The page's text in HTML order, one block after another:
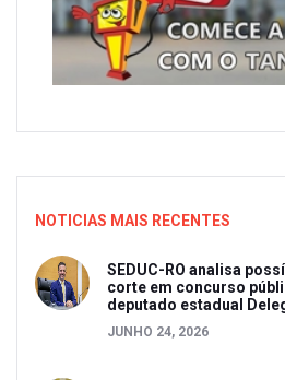
NOTICIAS MAIS RECENTES
SEDUC-RO analisa
corte em concurso
deputado estadual
JUNHO 24, 2026